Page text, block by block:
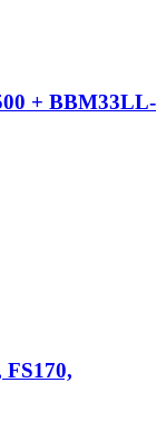
+ BBM33LL-